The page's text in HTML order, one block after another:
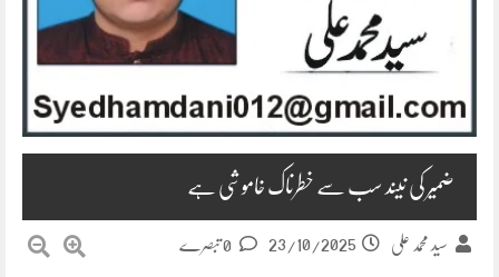
ضمیر کی نیند سب سے خطرناک خاموشی ہے
سید محمد علی 23/10/2025